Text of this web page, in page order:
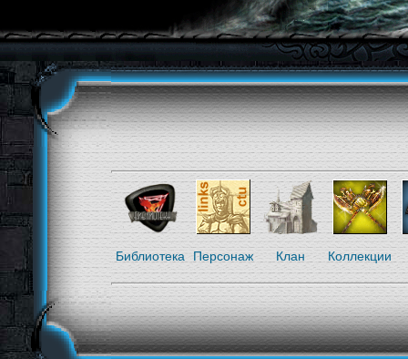
Библиотека Персонаж Клан Коллекции